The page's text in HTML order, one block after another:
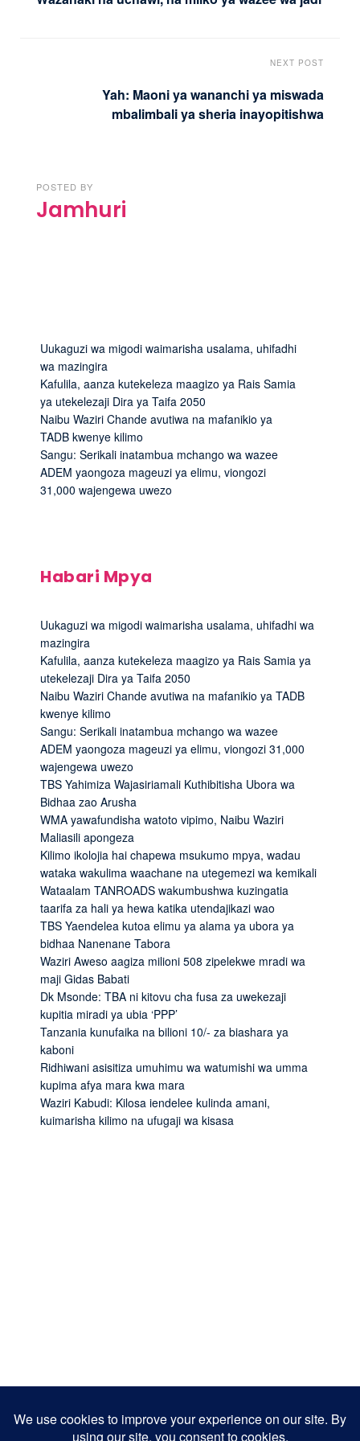
NEXT POST
Yah: Maoni ya wananchi ya miswada
mbalimbali ya sheria inayopitishwa
POSTED BY
Jamhuri
Uukaguzi wa migodi waimarisha usalama, uhifadhi
wa mazingira
Kafulila, aanza kutekeleza maagizo ya Rais Samia
ya utekelezaji Dira ya Taifa 2050
Naibu Waziri Chande avutiwa na mafanikio ya
TADB kwenye kilimo
Sangu: Serikali inatambua mchango wa wazee
ADEM yaongoza mageuzi ya elimu, viongozi
31,000 wajengewa uwezo
Habari Mpya
Uukaguzi wa migodi waimarisha usalama, uhifadhi wa
mazingira
Kafulila, aanza kutekeleza maagizo ya Rais Samia ya
utekelezaji Dira ya Taifa 2050
Naibu Waziri Chande avutiwa na mafanikio ya TADB
kwenye kilimo
Sangu: Serikali inatambua mchango wa wazee
ADEM yaongoza mageuzi ya elimu, viongozi 31,000
wajengewa uwezo
TBS Yahimiza Wajasiriamali Kuthibitisha Ubora wa
Bidhaa zao Arusha
WMA yawafundisha watoto vipimo, Naibu Waziri
Maliasili apongeza
Kilimo ikolojia hai chapewa msukumo mpya, wadau
wataka wakulima waachane na utegemezi wa kemikali
Wataalam TANROADS wakumbushwa kuzingatia
taarifa za hali ya hewa katika utendajikazi wao
TBS Yaendelea kutoa elimu ya alama ya ubora ya
bidhaa Nanenane Tabora
Waziri Aweso aagiza milioni 508 zipelekwe mradi wa
maji Gidas Babati
Dk Msonde: TBA ni kitovu cha fusa za uwekezaji
kupitia miradi ya ubia ‘PPP’
Tanzania kunufaika na bilioni 10/- za biashara ya
kaboni
Ridhiwani asisitiza umuhimu wa watumishi wa umma
kupima afya mara kwa mara
Waziri Kabudi: Kilosa iendelee kulinda amani,
kuimarisha kilimo na ufugaji wa kisasa